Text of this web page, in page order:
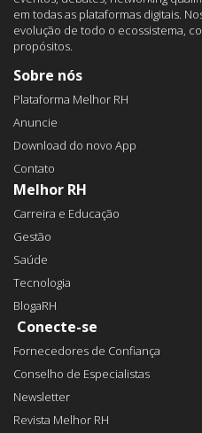
em todas as plataformas digitais.
evolução de todo o ecossistema,
propósitos.
Sobre nós
Plataforma Melhor RH
Anuncie
Download do novo App
Contato
Melhor RH
Carreira e Educação
Gestão
Saúde
Tecnologia
BlogaRH
Conecte-se
Fornecedores de Confiança
Conselho de Especialistas
Newsletter
Revista Melhor RH